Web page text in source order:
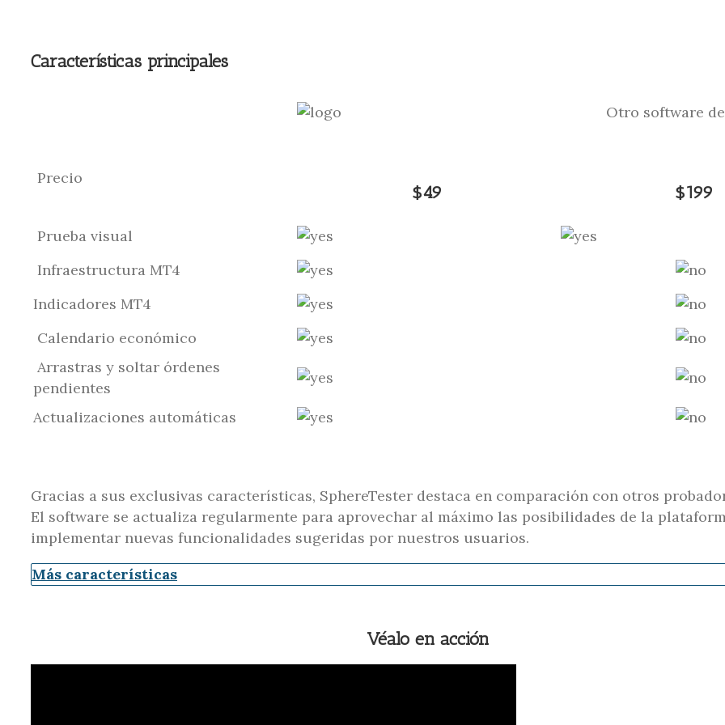
Características principales
Otro software
Precio
$49 $199
Prueba visual
Infraestructura MT4
Indicadores MT4
Calendario económico
Arrastras y soltar órdenes
pendientes
Actualizaciones automáticas
Gracias a sus exclusivas características, SphereTester destaca en comparación con otros
El software se actualiza regularmente para aprovechar al máximo las posibilidades de la
implementar nuevas funcionalidades sugeridas por nuestros usuarios.
Más características
Véalo en acción